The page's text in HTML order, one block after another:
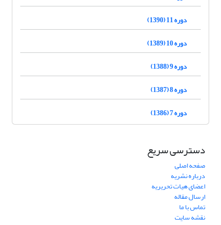
دوره 11 (1390)
دوره 10 (1389)
دوره 9 (1388)
دوره 8 (1387)
دوره 7 (1386)
دسترسی سریع
صفحه اصلی
درباره نشریه
اعضای هیات تحریریه
ارسال مقاله
تماس با ما
نقشه سایت